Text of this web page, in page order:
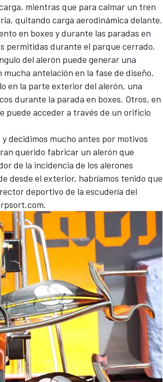
mientras que para calmar un tren
quitando carga aerodinámica delante.
en boxes y durante las paradas en
permitidas durante el parque cerrado.
del alerón puede generar una
antelación en la fase de diseño.
en la parte exterior del alerón, una
durante la parada en boxes. Otros, en
puede acceder a través de un orificio
decidimos mucho antes por motivos
querido fabricar un alerón que
de la incidencia de los alerones
desde el exterior, habríamos tenido que
deportivo de la escudería del
.